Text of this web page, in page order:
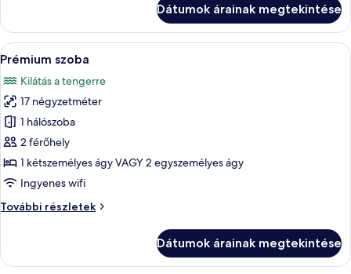
ocean
view
további
Dátumok árainak megtekintése
A
következő
szoba
összes
képének
megtekintése:
Prémium
szoba
Egy szállodai szoba erkéllyel, ággyal
6
Prémium szoba
Kilátás a tengerre
17 négyzetméter
1 hálószoba
2 férőhely
1 kétszemélyes ágy VAGY 2 egyszemélyes ágy
Ingyenes wifi
További részletek
Prémium
Dátumok árainak megtekintése